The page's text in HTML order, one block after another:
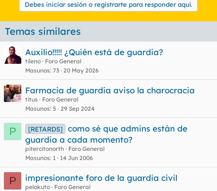
Debes iniciar sesión o registrarte para responder aquí.
Temas similares
Auxilio!!!!! ¿Quién está de guardia?
tileno
Foro General
Masunos 73 20 May 2026
Farmacia de guardia aviso la charocracia
titus
Foro General
Masunos 5 29 Sep 2024
P [RETARDS]
como sé que admins están de
guardia a cada momento?
pitercitonorth
Foro General
Masunos 1 14 Jun 2006
P impresionante foro de la guardia civil
pelokuto
Foro General